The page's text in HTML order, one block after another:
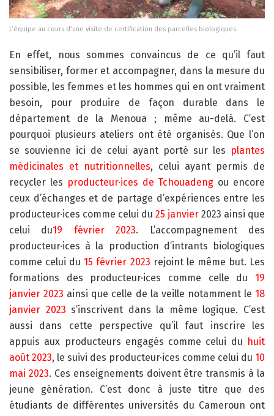
L’équipe au cours d’une visite de certification des parcelles biologiques
En effet, nous sommes convaincus de ce qu’il faut
sensibiliser, former et accompagner, dans la mesure du
possible, les femmes et les hommes qui en ont vraiment
besoin, pour produire de façon durable dans le
département de la Menoua ; même au-delà. C’est
pourquoi plusieurs ateliers ont été organisés. Que l’on
se souvienne ici de celui ayant porté sur les plantes
médicinales et nutritionnelles, celui ayant permis de
recycler les producteur·ices de Tchouadeng ou encore
ceux d’échanges et de partage d’expériences entre les
producteur·ices comme celui du 25 janvier 2023 ainsi que
celui du19 février 2023. L’accompagnement des
producteur·ices à la production d’intrants biologiques
comme celui du 15 février 2023 rejoint le même but. Les
formations des producteur·ices comme celle du 19
janvier 2023 ainsi que celle de la veille notamment le 18
janvier 2023 s’inscrivent dans la même logique. C’est
aussi dans cette perspective qu’il faut inscrire les
appuis aux producteurs engagés comme celui du huit
août 2023, le suivi des producteur·ices comme celui du 10
mai 2023. Ces enseignements doivent être transmis à la
jeune génération. C’est donc à juste titre que des
étudiants de différentes universités du Cameroun ont